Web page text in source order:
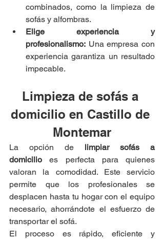
combinados, como la limpieza de
sofás y alfombras.
Elige experiencia y
profesionalismo: Una empresa con
experiencia garantiza un resultado
impecable.
Limpieza de sofás a
domicilio en Castillo de
Montemar
La opción de limpiar sofás a
domicilio es perfecta para quienes
valoran la comodidad. Este servicio
permite que los profesionales se
desplacen hasta tu hogar con el equipo
necesario, ahorrándote el esfuerzo de
transportar el sofá.
El proceso es rápido, eficiente y